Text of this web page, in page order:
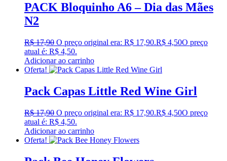
PACK Bloquinho A6 – Dia das Mães
N2
R$17,90 O preço original era: R$ 17,90.R$ 4,50O preço
atual é: R$ 4,50.
Adicionar ao carrinho
Oferta!
Pack Capas Little Red Wine Girl
R$17,90 O preço original era: R$ 17,90.R$ 4,50O preço
atual é: R$ 4,50.
Adicionar ao carrinho
Oferta!